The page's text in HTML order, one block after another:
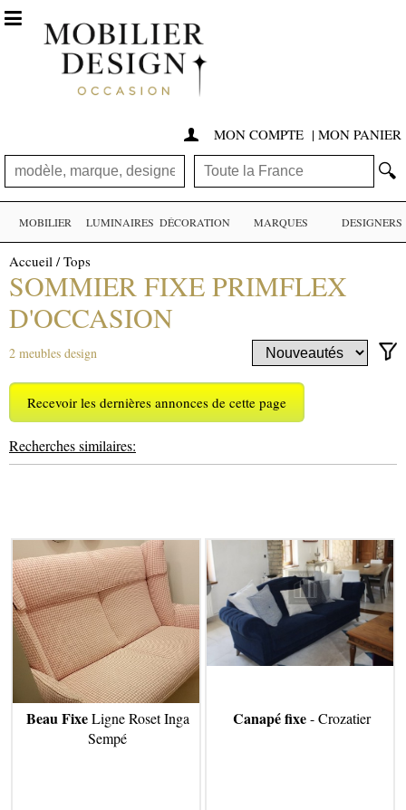
 MON COMPTE | MON PANIER
🔍

MOBILIER LUMINAIRES DÉCORATION MARQUES DESIGNERS
Accueil /Tops
SOMMIER FIXE PRIMFLEX
D'OCCASION
2 meubles design
Recevoir les dernières annonces de cette page
Recherches similaires:
Beau FixeLigne Roset Inga
Sempé
Canapé fixe- Crozatier